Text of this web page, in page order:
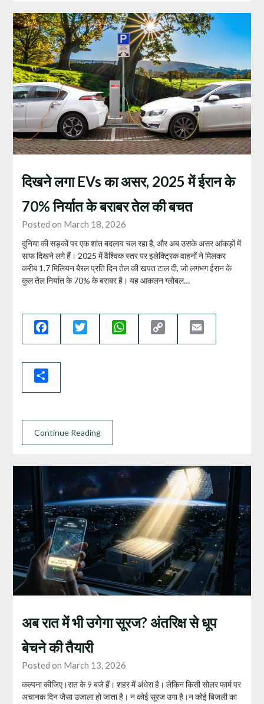
दिखने लगा EVs का असर, 2025 में ईरान के
70% निर्यात के बराबर तेल की बचत
Posted on March 18, 2026
दुनिया की सड़कों पर एक शांत बदलाव चल रहा है, और अब उसके असर आंकड़ों में
साफ दिखने लगे हैं। 2025 में वैश्विक स्तर पर इलेक्ट्रिक वाहनों ने मिलकर
करीब 1.7 मिलियन बैरल प्रति दिन तेल की खपत टाल दी, जो लगभग ईरान के
कुल तेल निर्यात के 70% के बराबर है। यह आकलन ग्लोबल…
Facebook Twitter WhatsApp
Link
Continue Reading
अब रात में भी उगेगा सूरज? अंतरिक्ष से धूप
बेचने की तैयारी
Posted on March 13, 2026
कल्पना कीजिए।रात के 9 बजे हैं। शहर में अंधेरा है। लेकिन किसी सोलर फार्म पर
अचानक दिन जैसा उजाला हो जाता है। न कोई सूरज उगा है।न कोई बिजली का